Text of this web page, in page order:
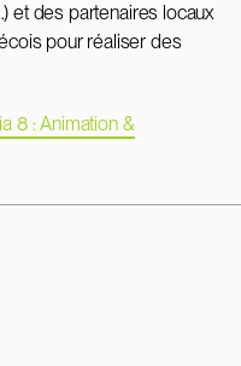
et des partenaires locaux
pour réaliser des
8 : Animation &